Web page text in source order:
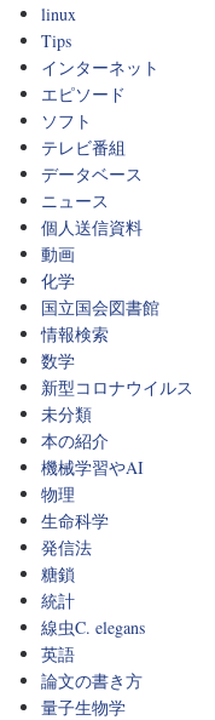
linux
Tips
インターネット
エピソード
ソフト
テレビ番組
データベース
ニュース
個人送信資料
動画
化学
国立国会図書館
情報検索
数学
新型コロナウイルス
未分類
本の紹介
機械学習やAI
物理
生命科学
発信法
糖鎖
統計
線虫C. elegans
英語
論文の書き方
量子生物学